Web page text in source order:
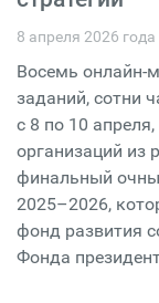
8 апреля 2026 года
Восемь онлайн-
заданий, сотни
с 8 по 10
организаций из
финальный
2025–2026,
фонд развития
Фонда